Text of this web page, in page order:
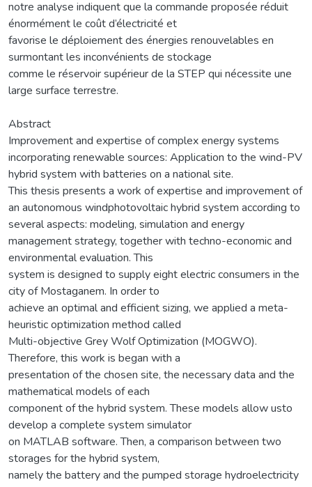
notre analyse indiquent que la commande proposée réduit
énormément le coût d’électricité et
favorise le déploiement des énergies renouvelables en
surmontant les inconvénients de stockage
comme le réservoir supérieur de la STEP qui nécessite une
large surface terrestre.
Abstract
Improvement and expertise of complex energy systems
incorporating renewable sources: Application to the wind-PV
hybrid system with batteries on a national site.
This thesis presents a work of expertise and improvement of
an autonomous windphotovoltaic hybrid system according to
several aspects: modeling, simulation and energy
management strategy, together with techno-economic and
environmental evaluation. This
system is designed to supply eight electric consumers in the
city of Mostaganem. In order to
achieve an optimal and efficient sizing, we applied a meta-
heuristic optimization method called
Multi-objective Grey Wolf Optimization (MOGWO).
Therefore, this work is began with a
presentation of the chosen site, the necessary data and the
mathematical models of each
component of the hybrid system. These models allow usto
develop a complete system simulator
on MATLAB software. Then, a comparison between two
storages for the hybrid system,
namely the battery and the pumped storage hydroelectricity